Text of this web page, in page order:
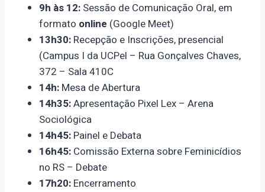
9h às 12: Sessão de Comunicação Oral, em
formato online (Google Meet)
13h30: Recepção e Inscrições, presencial
(Campus I da UCPel – Rua Gonçalves Chaves,
372 – Sala 410C
14h: Mesa de Abertura
14h35:Apresentação Pixel Lex – Arena
Sociológica
14h45: Painel e Debata
16h45: Comissão Externa sobre Feminicídios
no RS – Debate
17h20: Encerramento